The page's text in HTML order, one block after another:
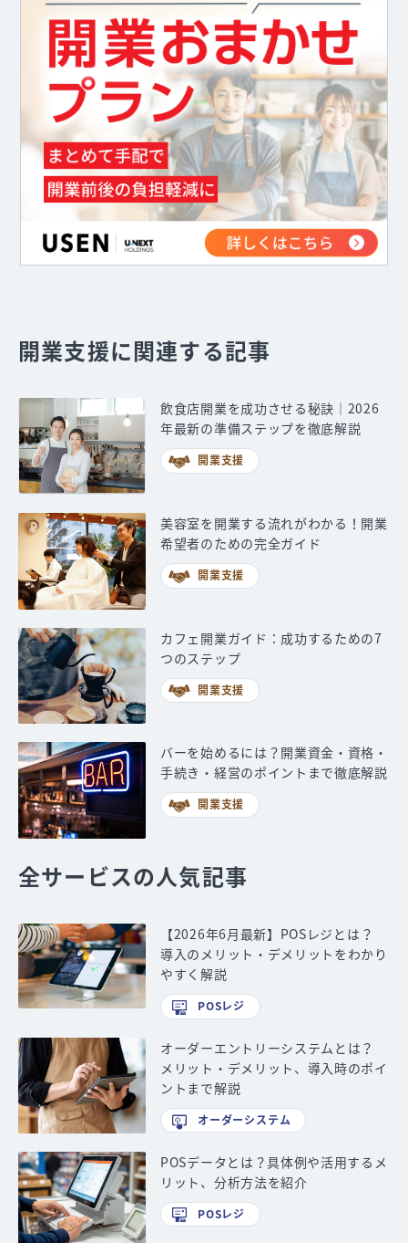
開業支援に関連する記事
飲食店開業を成功させる秘訣｜2026
年最新の準備ステップを徹底解説
開業支援
美容室を開業する流れがわかる！開業
希望者のための完全ガイド
開業支援
カフェ開業ガイド：成功するための7
つのステップ
開業支援
バーを始めるには？開業資金・資格・
手続き・経営のポイントまで徹底解説
開業支援
全サービスの人気記事
【2026年6月最新】POSレジとは？
導入のメリット・デメリットをわかり
やすく解説
POSレジ
オーダーエントリーシステムとは？
メリット・デメリット、導入時のポイ
ントまで解説
オーダーシステム
POSデータとは？具体例や活用するメ
リット、分析方法を紹介
POSレジ